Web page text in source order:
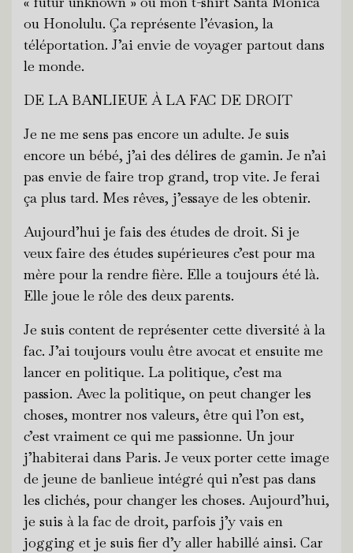
ou Honolulu. Ça représente l’évasion, la
téléportation. J’ai envie de voyager partout dans
le monde.
DE LA BANLIEUE À LA FAC DE DROIT
Je ne me sens pas encore un adulte. Je suis
encore un bébé, j’ai des délires de gamin. Je n’ai
pas envie de faire trop grand, trop vite. Je ferai
ça plus tard. Mes rêves, j’essaye de les obtenir.
Aujourd’hui je fais des études de droit. Si je
veux faire des études supérieures c’est pour ma
mère pour la rendre fière. Elle a toujours été là.
Elle joue le rôle des deux parents.
Je suis content de représenter cette diversité à la
fac. J’ai toujours voulu être avocat et ensuite me
lancer en politique. La politique, c’est ma
passion. Avec la politique, on peut changer les
choses, montrer nos valeurs, être qui l’on est,
c’est vraiment ce qui me passionne. Un jour
j’habiterai dans Paris. Je veux porter cette image
de jeune de banlieue intégré qui n’est pas dans
les clichés, pour changer les choses. Aujourd’hui,
je suis à la fac de droit, parfois j’y vais en
jogging et je suis fier d’y aller habillé ainsi. Car